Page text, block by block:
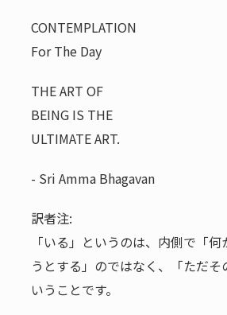
CONTEMPLATION
For The Day
THE ART OF
BEING IS THE
ULTIMATE ART.
- Sri Amma Bhagavan
訳者注:
「いる」というのは、内側で「
うとする」のではなく、「ただそ
いうことです。